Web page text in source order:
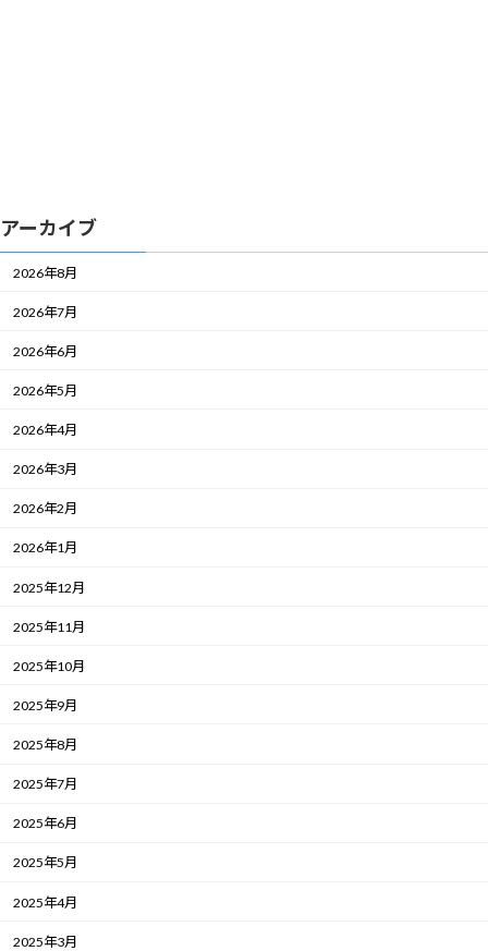
アーカイブ
2026年8月
2026年7月
2026年6月
2026年5月
2026年4月
2026年3月
2026年2月
2026年1月
2025年12月
2025年11月
2025年10月
2025年9月
2025年8月
2025年7月
2025年6月
2025年5月
2025年4月
2025年3月